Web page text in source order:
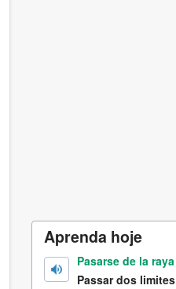
Aprenda hoje
Pasarse de la raya
Passar dos limites